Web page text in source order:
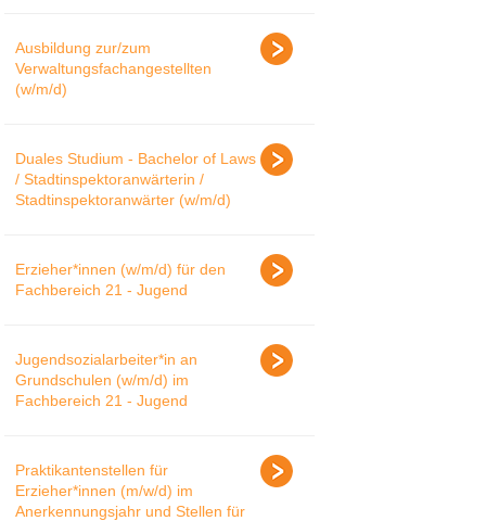
Ausbildung zur/zum
Verwaltungsfachangestellten
(w/m/d)
Duales Studium - Bachelor of Laws
/ Stadtinspektoranwärterin /
Stadtinspektoranwärter (w/m/d)
Erzieher*innen (w/m/d) für den
Fachbereich 21 - Jugend
Jugendsozialarbeiter*in an
Grundschulen (w/m/d) im
Fachbereich 21 - Jugend
Praktikantenstellen für
Erzieher*innen (m/w/d) im
Anerkennungsjahr und Stellen für